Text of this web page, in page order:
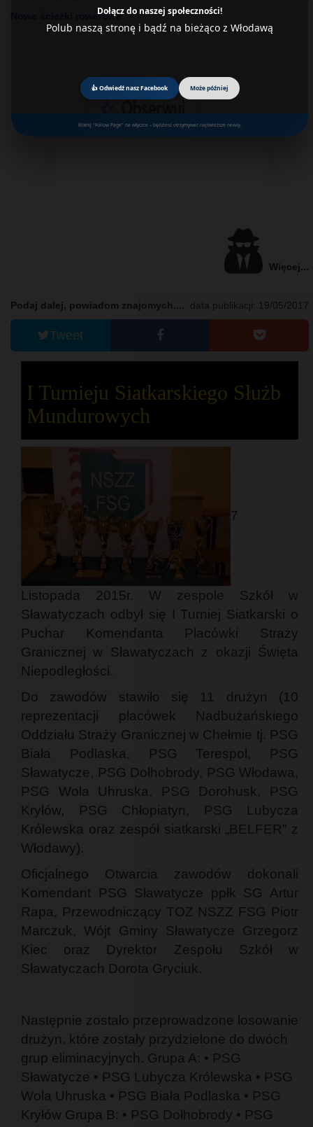
Dołącz do naszej społeczności!
Polub naszą stronę i bądź na bieżąco z Włodawą
👍 Odwiedź nasz Facebook Może później
Kliknij "Follow Page" na wtyczce – będziesz otrzymywać najświeższe newsy.
Nowe ścieżki rowerowe
Więcej...
data publikacji: 19/05/2017
Podaj dalej, powiadom znajomych....
Tweet
I Turnieju Siatkarskiego Służb
Mundurowych
7
Listopada 2015r. W zespole Szkół w
Sławatyczach odbył się I Turniej Siatkarski o
Puchar Komendanta Placówki Straży
Granicznej w Sławatyczach z okazji Święta
Niepodległości.
Do zawodów stawiło się 11 drużyn (10
reprezentacji placówek Nadbużańskiego
Oddziału Straży Granicznej w Chełmie tj. PSG
Biała Podlaska, PSG Terespol, PSG
Sławatycze, PSG Dołhobrody, PSG Włodawa,
PSG Wola Uhruska, PSG Dorohusk, PSG
Kryłów, PSG Chłopiatyn, PSG Lubycza
Królewska oraz zespół siatkarski „BELFER” z
Włodawy).
Oficjalnego Otwarcia zawodów dokonali
Komendant PSG Sławatycze ppłk SG Artur
Rapa, Przewodniczący TOZ NSZZ FSG Piotr
Marczuk, Wójt Gminy Sławatycze Grzegorz
Kiec oraz Dyrektor Zespołu Szkół w
Sławatyczach Dorota Gryciuk.
Następnie zostało przeprowadzone losowanie
drużyn, które zostały przydzielone do dwóch
grup eliminacyjnych. Grupa A: • PSG
Sławatycze • PSG Lubycza Królewska • PSG
Wola Uhruska • PSG Biała Podlaska • PSG
Kryłów Grupa B: • PSG Dołhobrody • PSG